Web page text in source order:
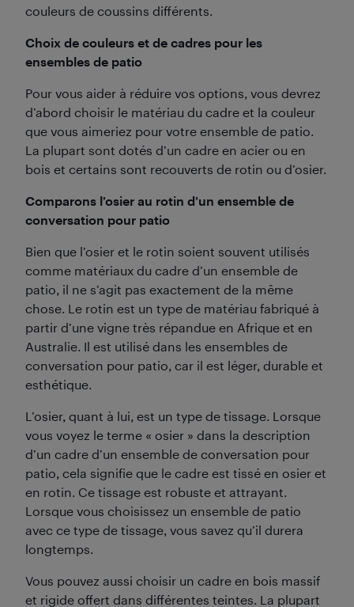
couleurs de coussins différents.
Choix de couleurs et de cadres pour les
ensembles de patio
Pour vous aider à réduire vos options, vous devrez
d’abord choisir le matériau du cadre et la couleur
que vous aimeriez pour votre ensemble de patio.
La plupart sont dotés d’un cadre en acier ou en
bois et certains sont recouverts de rotin ou d’osier.
Comparons l’osier au rotin d’un ensemble de
conversation pour patio
Bien que l’osier et le rotin soient souvent utilisés
comme matériaux du cadre d’un ensemble de
patio, il ne s’agit pas exactement de la même
chose. Le rotin est un type de matériau fabriqué à
partir d’une vigne très répandue en Afrique et en
Australie. Il est utilisé dans les ensembles de
conversation pour patio, car il est léger, durable et
esthétique.
L’osier, quant à lui, est un type de tissage. Lorsque
vous voyez le terme « osier » dans la description
d’un cadre d’un ensemble de conversation pour
patio, cela signifie que le cadre est tissé en osier et
en rotin. Ce tissage est robuste et attrayant.
Lorsque vous choisissez un ensemble de patio
avec ce type de tissage, vous savez qu’il durera
longtemps.
Vous pouvez aussi choisir un cadre en bois massif
et rigide offert dans différentes teintes. La plupart